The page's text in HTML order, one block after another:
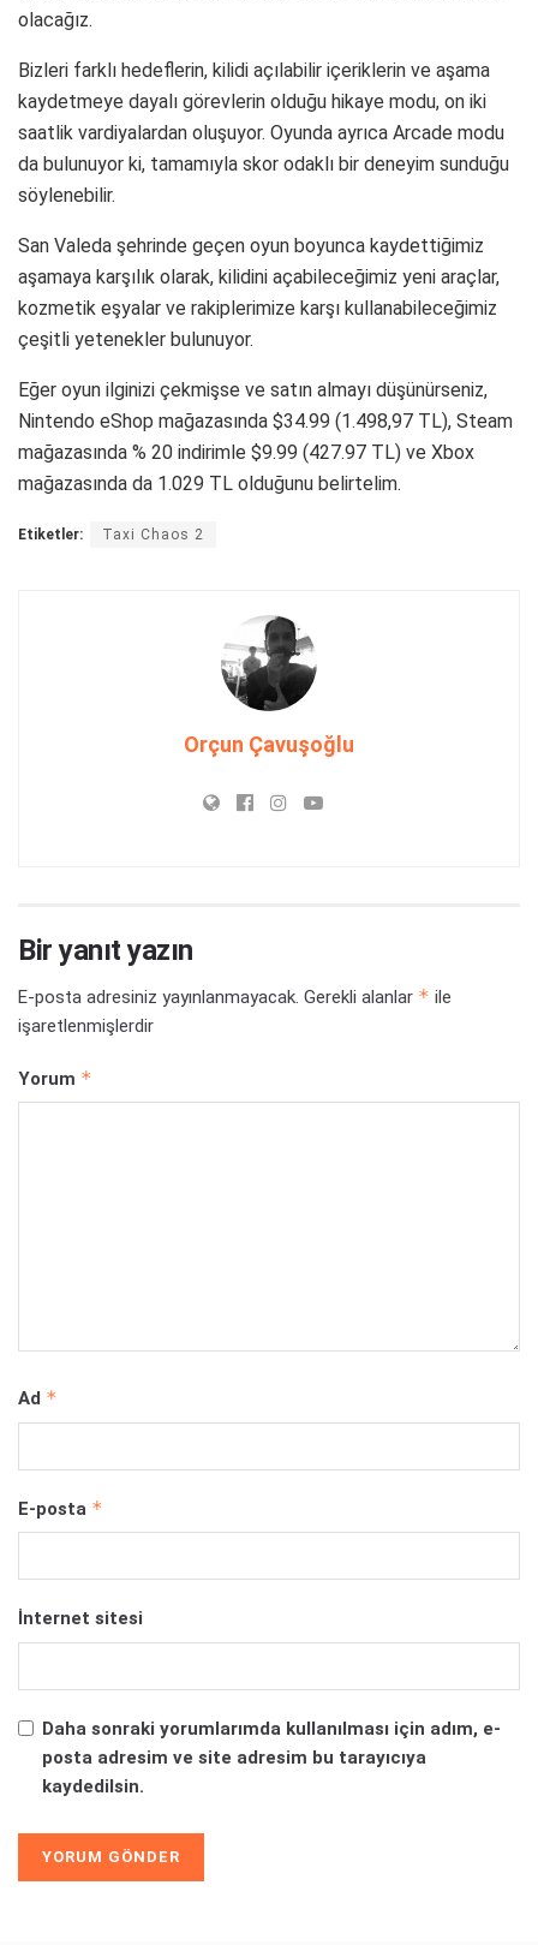
olacağız.
Bizleri farklı hedeflerin, kilidi açılabilir içeriklerin ve aşama
kaydetmeye dayalı görevlerin olduğu hikaye modu, on iki
saatlik vardiyalardan oluşuyor. Oyunda ayrıca Arcade modu
da bulunuyor ki, tamamıyla skor odaklı bir deneyim sunduğu
söylenebilir.
San Valeda şehrinde geçen oyun boyunca kaydettiğimiz
aşamaya karşılık olarak, kilidini açabileceğimiz yeni araçlar,
kozmetik eşyalar ve rakiplerimize karşı kullanabileceğimiz
çeşitli yetenekler bulunuyor.
Eğer oyun ilginizi çekmişse ve satın almayı düşünürseniz,
Nintendo eShop mağazasında $34.99 (1.498,97 TL), Steam
mağazasında % 20 indirimle $9.99 (427.97 TL) ve Xbox
mağazasında da 1.029 TL olduğunu belirtelim.
Etiketler: Taxi Chaos 2
Orçun Çavuşoğlu
Bir yanıt yazın
E-posta adresiniz yayınlanmayacak. Gerekli alanlar * ile
işaretlenmişlerdir
Yorum *
Ad *
E-posta *
İnternet sitesi
Daha sonraki yorumlarımda kullanılması için adım, e-
posta adresim ve site adresim bu tarayıcıya
kaydedilsin.